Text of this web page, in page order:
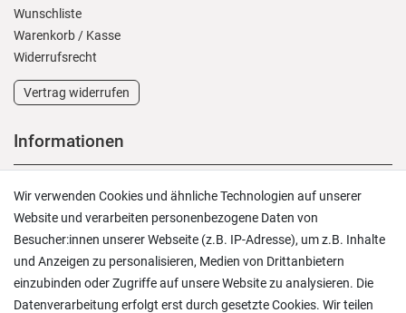
Wunschliste
Warenkorb / Kasse
Widerrufs­recht
Vertrag widerrufen
Informationen
Versand und Zahlung
Rücksendungen
Lieferung in die Schweiz
Pflegesymbole
Lagerverkauf
Ratgeber & News
Wir verwenden Cookies und ähnliche Technologien auf unserer
Website und verarbeiten personenbezogene Daten von
Besucher:innen unserer Webseite (z.B. IP-Adresse), um z.B. Inhalte
und Anzeigen zu personalisieren, Medien von Drittanbietern
einzubinden oder Zugriffe auf unsere Website zu analysieren. Die
Datenverarbeitung erfolgt erst durch gesetzte Cookies. Wir teilen